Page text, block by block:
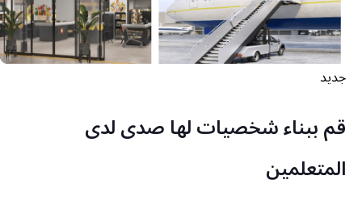
جديد
قم ببناء شخصيات لها صدى لدى
المتعلمين